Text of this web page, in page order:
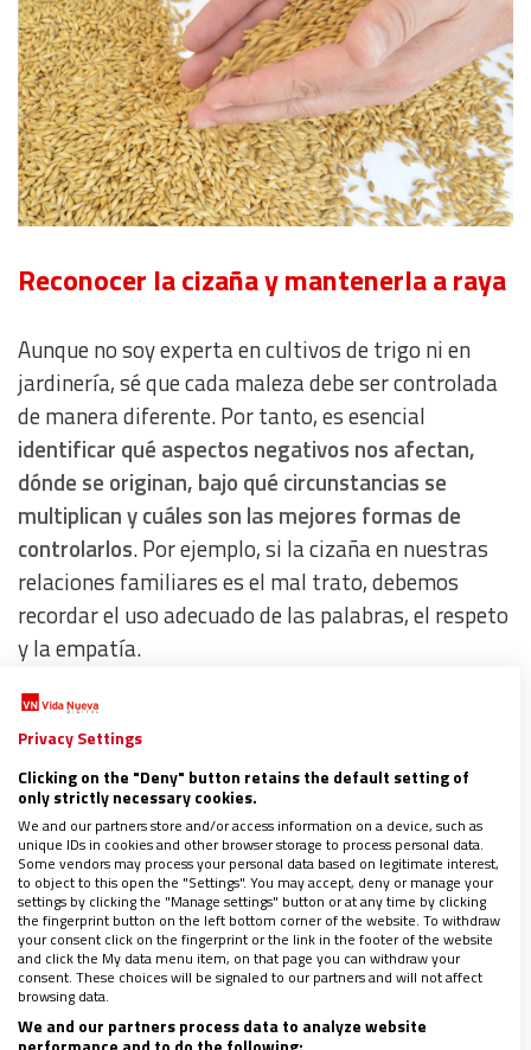
Reconocer la cizaña y mantenerla a raya
Aunque no soy experta en cultivos de trigo ni en
jardinería, sé que cada maleza debe ser controlada
de manera diferente. Por tanto, es esencial
identificar qué aspectos negativos nos afectan,
dónde se originan, bajo qué circunstancias se
multiplican y cuáles son las mejores formas de
controlarlos. Por ejemplo, si la cizaña en nuestras
relaciones familiares es el mal trato, debemos
recordar el uso adecuado de las palabras, el respeto
y la empatía.
Si nuestra “cizaña interior” es una autoestima
dañada que nos paraliza por el miedo, el
autocuidado y el reconocimiento de nuestro propio
valor serán herramientas útiles. Si, en una sociedad,
la gran maleza es la corrupción, la educación y
cambios legislativos con sanciones ejemplares
pueden ayudar a detenerla.Es crucial hacer un
diagnóstico minucioso de los males que nos
afectan, identificar relaciones tóxicas y encontrar
formas de controlarlos antes de que arrasen con
Privacy Settings
Clicking on the "Deny" button retains the default setting of
only strictly necessary cookies.
We and our partners store and/or access information on a device, such as
unique IDs in cookies and other browser storage to process personal data.
Some vendors may process your personal data based on legitimate interest,
to object to this open the "Settings". You may accept, deny or manage your
settings by clicking the "Manage settings" button or at any time by clicking
the fingerprint button on the left bottom corner of the website. To withdraw
your consent click on the fingerprint or the link in the footer of the website
and click the My data menu item, on that page you can withdraw your
consent. These choices will be signaled to our partners and will not affect
browsing data.
We and our partners process data to analyze website